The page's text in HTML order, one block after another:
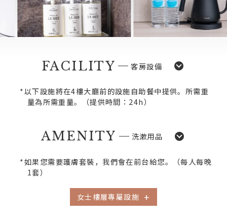
FACILITY 客房設備
*以下設施將在4樓大廳前的設施自助餐中提供。所需重
量為所需重量。
（提供時間：24h）
AMENITY 洗漱用品
*如果您需要護膚套裝，我們會在前台給您。
（每人每晚
1套）
女士樓層專屬設施